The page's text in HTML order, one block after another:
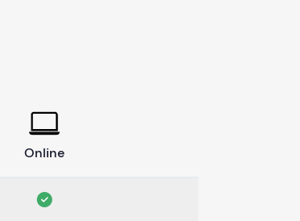
Online